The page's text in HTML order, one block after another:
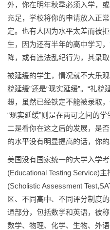
外，你在明年秋季必须入学，
充足，学校将你的申请放入正
定。也有人因为水平太差而被
生，因为还有半年的高中学习
降，或有违法乱纪行为，其录取
被延缓的学生，情况就不大乐
貌延缓”还是“现实延缓”。“礼
想，虽然已经铁定不能被录取
“现实延缓”则是在两可之间的
二是看你在这之后的发展，是
的水平没有明显提高的话，你的
美国没有国家统一的大学入学
(Educational Testing Service)主
(Scholistic Assessment
区、不同高中、不同评分制度
通部分，包括数学和英语，被
数学、物理、化学、生物、外